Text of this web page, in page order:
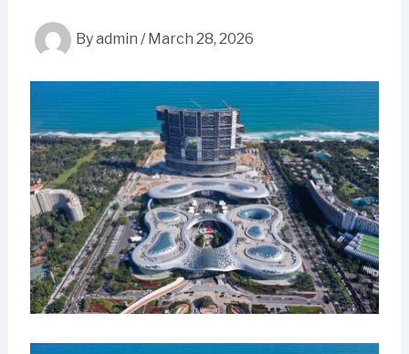
Byadmin / March 28, 2026